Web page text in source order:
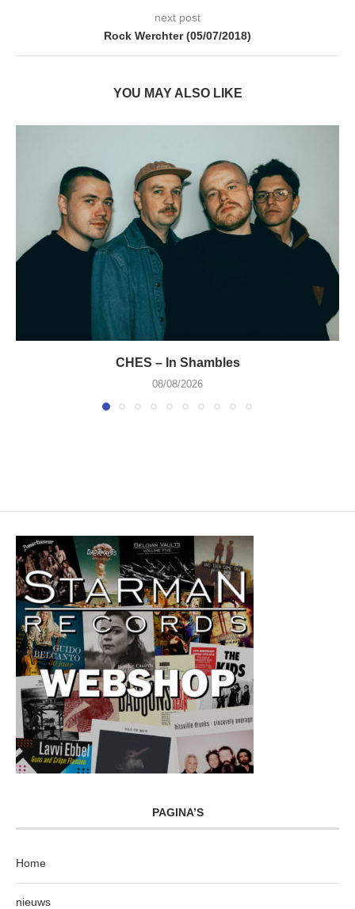
next post
Rock Werchter (05/07/2018)
YOU MAY ALSO LIKE
CHES – In Shambles
08/08/2026
PAGINA’S
Home
nieuws